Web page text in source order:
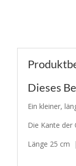
Dieses
Ein kleiner,
Die Kante der
Länge 25 cm